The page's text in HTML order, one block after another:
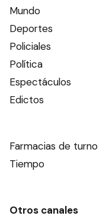
Mundo
Deportes
Policiales
Política
Espectáculos
Edictos
Farmacias de turno
Tiempo
Otros canales